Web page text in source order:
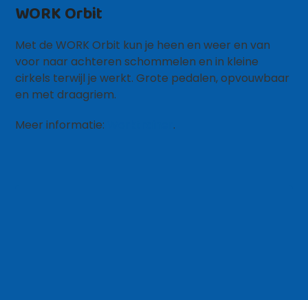
WORK Orbit
Met de WORK Orbit kun je heen en weer en van
voor naar achteren schommelen en in kleine
cirkels terwijl je werkt. Grote pedalen, opvouwbaar
en met draagriem.
Meer informatie:
.